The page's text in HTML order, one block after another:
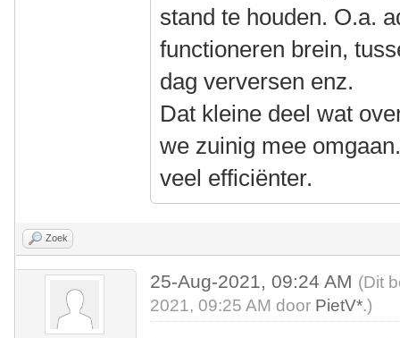
stand te houden. O.a.
functioneren brein,
dag verversen enz.
Dat kleine deel wat
we zuinig mee
veel efficiënter.
Zoek
25-Aug-2021, 09:24 AM (Dit
2021, 09:25 AM door PietV*.)